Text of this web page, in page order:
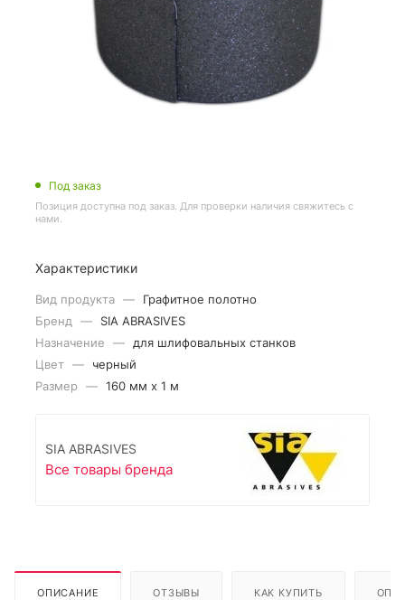
Под заказ
Позиция доступна под заказ. Для проверки наличия свяжитесь с
нами.
Характеристики
Вид продукта —
Графитное полотно
Бренд
—
SIA ABRASIVES
Назначение
—
для шлифовальных станков
Цвет —
черный
Размер
— 160 мм х 1 м
SIA ABRASIVES
Все товары бренда
ОПИСАНИЕ ОТЗЫВЫ КАК КУПИТЬ